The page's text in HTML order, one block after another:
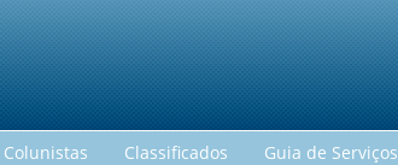
Colunistas Classificados Guia de Serviços